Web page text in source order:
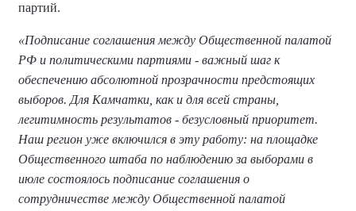
партий.
«Подписание соглашения между Общественной палатой
РФ и политическими партиями - важный шаг к
обеспечению абсолютной прозрачности предстоящих
выборов. Для Камчатки, как и для всей страны,
легитимность результатов - безусловный приоритет.
Наш регион уже включился в эту работу: на площадке
Общественного штаба по наблюдению за выборами в
июле состоялось подписание соглашения о
сотрудничестве между Общественной палатой